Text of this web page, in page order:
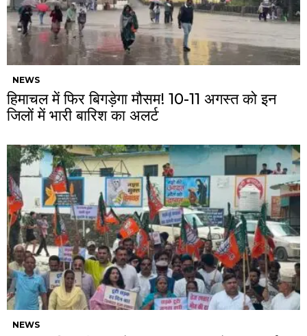
NEWS
हिमाचल में फिर बिगड़ेगा मौसम! 10-11 अगस्त को इन
जिलों में भारी बारिश का अलर्ट
NEWS